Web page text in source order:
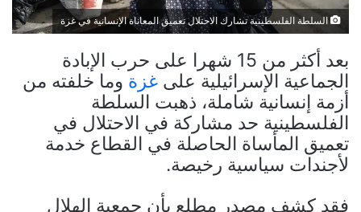
السلطة الفلسطينية تشارك الاحتلال تعميق المعاناة الإنسانية في غزة
بعد أكثر من 15 شهرا على حرب الإبادة
الجماعية الإسرائيلية على غزة وما خلفته من
أزمة إنسانية شاملة، ذهبت السلطة
الفلسطينية حد مشاركة في الاحتلال في
تعميق المأساة الحاصلة في القطاع خدمة
لأجندات سياسية رخيصة.
فقد كشف مصدر مطلع بأن جمعية الهلال